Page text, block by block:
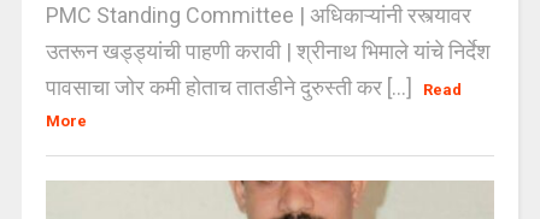
PMC Standing Committee | अधिकाऱ्यांनी रस्त्यावर
उतरून खड्ड्यांची पाहणी करावी | श्रीनाथ भिमाले यांचे निर्देश
पावसाचा जोर कमी होताच तातडीने दुरुस्ती कर [...]
Read
More